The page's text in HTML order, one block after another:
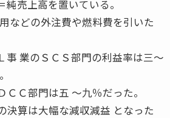
売上高を置いている。
などの外注費や燃料費を引いた
事 業のＳＣＳ部門の利益率は三〜
Ｃ部門は五 〜九％だった。
決算は大幅な減収減益 となった